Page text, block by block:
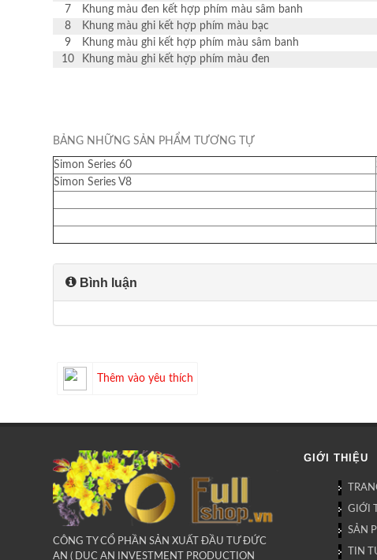
7
Khung màu đen kết hợp phím màu sâm banh
8
Khung màu ghi kết hợp phím màu bạc
9
Khung màu ghi kết hợp phím màu sâm banh
10
Khung màu ghi kết hợp phím màu đen
BẢNG NHỮNG SẢN PHẨM TƯƠNG TỰ
Simon Series 60
Simon Series V8
Bình luận
Thêm vào yêu thích
CÔNG TY CỔ PHẦN SẢN XUẤT ĐẦU TƯ ĐỨC
AN ( DUC AN INVESTMENT PRODUCTION
GIỚI THIỆU
GIỚI
SẢN
TIN